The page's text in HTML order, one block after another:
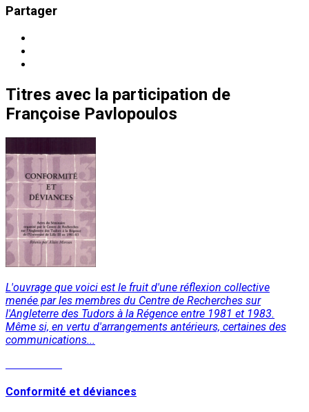
Partager
Titres avec la participation de
Françoise Pavlopoulos
L'ouvrage que voici est le fruit d'une réflexion collective
menée par les membres du Centre de Recherches sur
l'Angleterre des Tudors à la Régence entre 1981 et 1983.
Même si, en vertu d'arrangements antérieurs, certaines des
communications...
Conformité et déviances